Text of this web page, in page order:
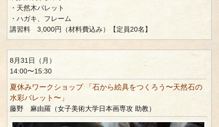
・天然木パレット
・ハガキ、フレーム
講習料 3,000円（材料費込み）【定員20名】
8月31日（月）
14:00〜15:30
夏休みワークショップ 「石から絵具をつくろう〜天然石の
水彩パレット〜」
藤野 麻由羅（女子美術大学日本画専攻 助教）